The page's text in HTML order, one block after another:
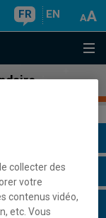
FR EN
collecter des
votre
contenus vidéo,
etc. Vous